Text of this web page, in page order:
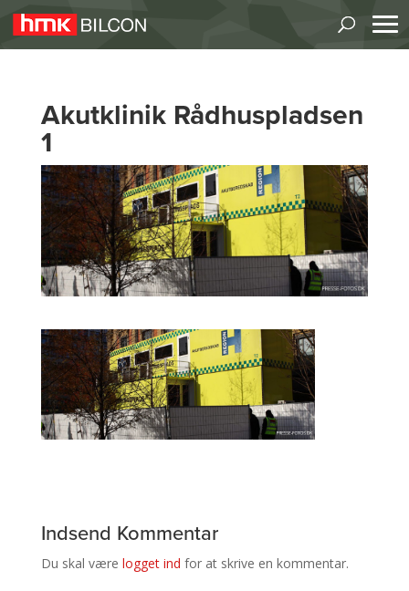
Akutklinik Rådhuspladsen
1
Indsend Kommentar
Du skal være logget ind for at skrive en kommentar.